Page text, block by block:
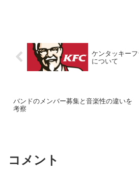
ケンタッキー
について
バンドのメンバー募集と音楽性の違いを
考察
コメント